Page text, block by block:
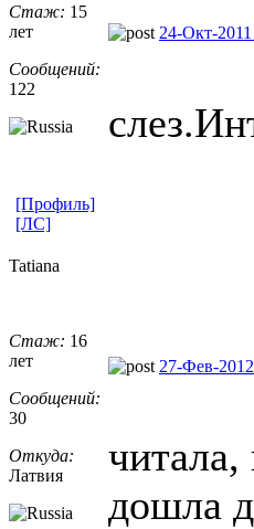
Стаж: 15
лет
Сообщений:
122
24-Окт-
[Профиль]
[ЛС]
Tatiana
Стаж: 16
лет
Сообщений:
30
Откуда:
Латвия
27-Фев-
дошла